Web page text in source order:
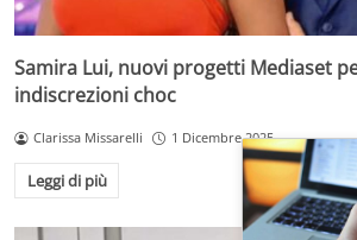
Samira Lui, nuovi progetti Mediaset
indiscrezioni choc
Clarissa Missarelli 1 Dicembre 2025
Leggi di più